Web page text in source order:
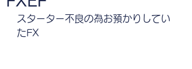
スターター不良の為お預かりしてい
たFX